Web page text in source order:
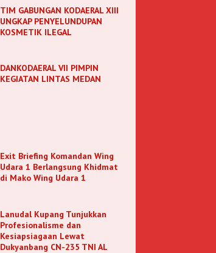
TIM GABUNGAN KODAERAL XIII
UNGKAP PENYELUNDUPAN
KOSMETIK ILEGAL
DANKODAERAL VII PIMPIN
KEGIATAN LINTAS MEDAN
Exit Briefing Komandan Wing
Udara 1 Berlangsung Khidmat
di Mako Wing Udara 1
Lanudal Kupang Tunjukkan
Profesionalisme dan
Kesiapsiagaan Lewat
Dukyanbang CN-235 TNI AL